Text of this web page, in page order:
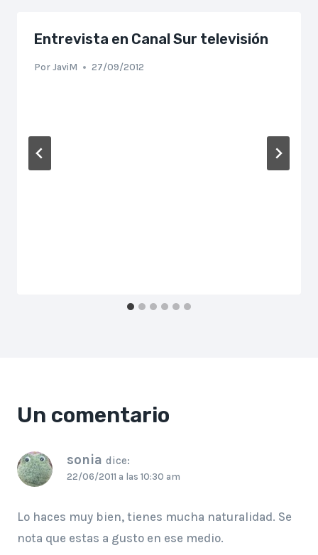
Entrevista en Canal Sur televisión
Por JaviM 27/09/2012
Un comentario
sonia dice:
22/06/2011 a las 10:30 am
Lo haces muy bien, tienes mucha naturalidad. Se
nota que estas a gusto en ese medio.